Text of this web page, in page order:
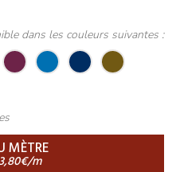
dans les couleurs suivantes :
MÈTRE
m